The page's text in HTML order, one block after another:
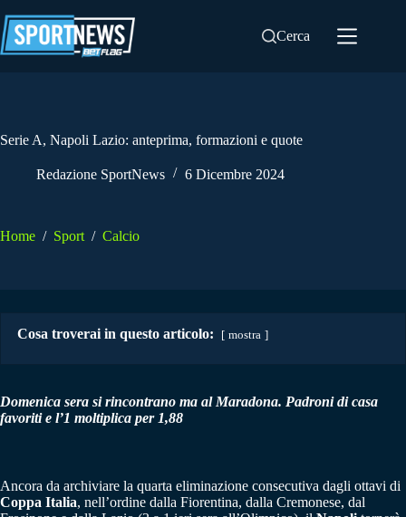
al
contenuto
Cerca
Serie A, Napoli Lazio: anteprima, formazioni e quote
Redazione SportNews 6 Dicembre 2024
Home / Sport / Calcio
Cosa troverai in questo articolo: mostra
Domenica sera si rincontrano ma al Maradona. Padroni di casa
favoriti e l’1 moltiplica per 1,88
Ancora da archiviare la quarta eliminazione consecutiva dagli ottavi di
Coppa Italia, nell’ordine dalla Fiorentina, dalla Cremonese, dal